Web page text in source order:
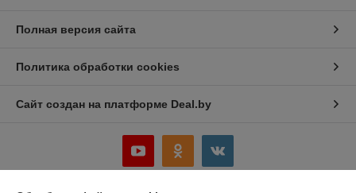
Полная версия сайта
Политика обработки cookies
Сайт создан на платформе Deal.by